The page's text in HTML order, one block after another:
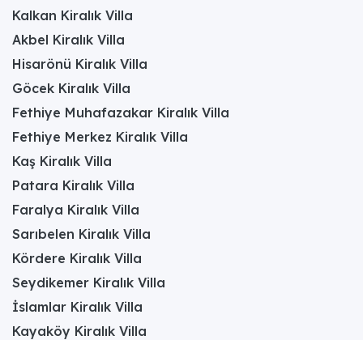
Kalkan Kiralık Villa
Akbel Kiralık Villa
Hisarönü Kiralık Villa
Göcek Kiralık Villa
Fethiye Muhafazakar Kiralık Villa
Fethiye Merkez Kiralık Villa
Kaş Kiralık Villa
Patara Kiralık Villa
Faralya Kiralık Villa
Sarıbelen Kiralık Villa
Kördere Kiralık Villa
Seydikemer Kiralık Villa
İslamlar Kiralık Villa
Kayaköy Kiralık Villa